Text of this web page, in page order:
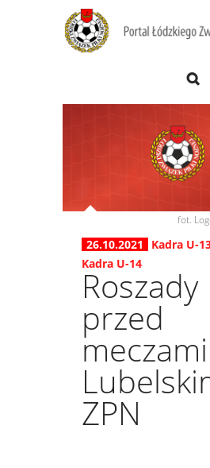
fot.
26.10.2021 Kadra U-
Kadra U-14
Roszady
przed
ZPN